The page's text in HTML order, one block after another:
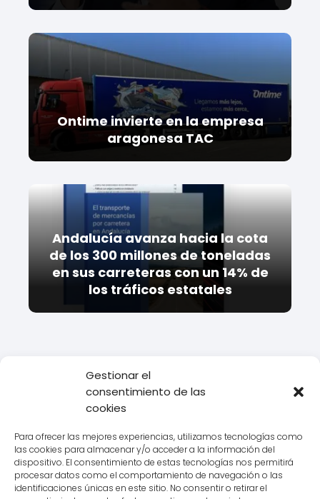
Gestionar el
consentimiento de las
cookies
Para ofrecer las mejores experiencias, utilizamos tecnologías como
las cookies para almacenar y/o acceder a la información del
dispositivo. El consentimiento de estas tecnologías nos permitirá
procesar datos como el comportamiento de navegación o las
identificaciones únicas en este sitio. No consentir o retirar el
Ontime invierte en la empresa
aragonesa TAC
Andalucía avanza hacia la cota
de los 300 millones de toneladas
en sus carreteras con un 14% de
los tráficos estatales
Empresas de transporte
Datos de
la delegación Ontime en Teruel
Aviso legal